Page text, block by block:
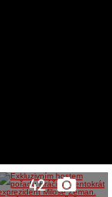
42